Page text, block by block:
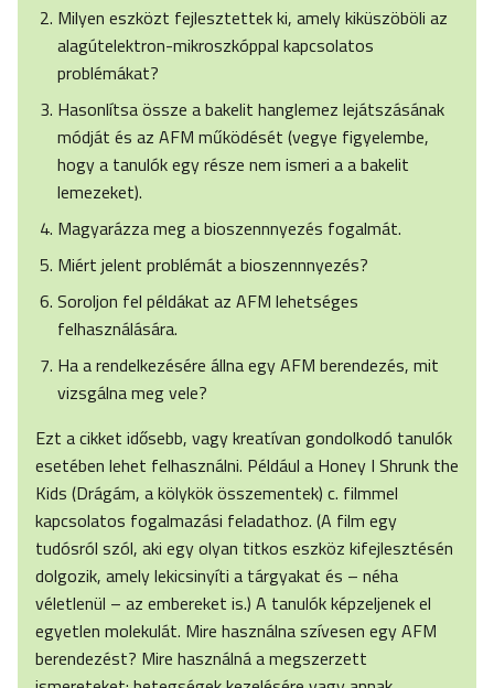
Milyen eszközt fejlesztettek ki, amely kiküszöböli az
alagútelektron-mikroszkóppal kapcsolatos
problémákat?
Hasonlítsa össze a bakelit hanglemez lejátszásának
módját és az AFM működését (vegye figyelembe,
hogy a tanulók egy része nem ismeri a a bakelit
lemezeket).
Magyarázza meg a bioszennnyezés fogalmát.
Miért jelent problémát a bioszennnyezés?
Soroljon fel példákat az AFM lehetséges
felhasználására.
Ha a rendelkezésére állna egy AFM berendezés, mit
vizsgálna meg vele?
Ezt a cikket idősebb, vagy kreatívan gondolkodó tanulók
esetében lehet felhasználni. Például a Honey I Shrunk the
Kids (Drágám, a kölykök összementek) c. filmmel
kapcsolatos fogalmazási feladathoz. (A film egy
tudósról szól, aki egy olyan titkos eszköz kifejlesztésén
dolgozik, amely lekicsinyíti a tárgyakat és – néha
véletlenül – az embereket is.) A tanulók képzeljenek el
egyetlen molekulát. Mire használna szívesen egy AFM
berendezést? Mire használná a megszerzett